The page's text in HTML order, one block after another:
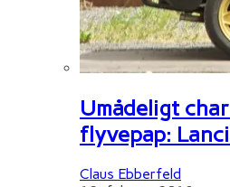
Umådeligt
flyvepap:
Claus Ebberfeld